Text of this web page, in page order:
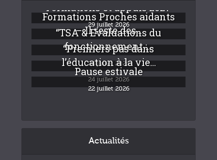
Formations et appuis 2027
29 juillet 2026
Formations Proches aidants
– Il reste des...
24 juillet 2026
“TSA & Evaluations du
fonctionnement :...
24 juillet 2026
“Premiers pas dans
l’éducation à la vie...
24 juillet 2026
Pause estivale
22 juillet 2026
Actualités